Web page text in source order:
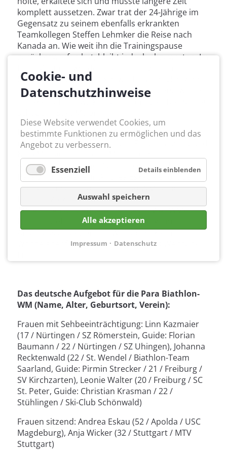
komplett aussetzen. Zwar trat der 24-Jährige im
Gegensatz zu seinem ebenfalls erkrankten
Teamkollegen Steffen Lehmker die Reise nach
Kanada an. Wie weit ihn die Trainingspause
zurückgeworfen hat, bleibt jedoch abzuwarten. Im
Mitfavoriten zählen. Doch wie fit ist er? „Ich kann
es nicht richtig einschätzen. Ich muss erst wieder
Die weiteren deutschen Medaillenhoffnungen
ruhen auf Anja Wicker bei den Frauen sitzend und
Sehbeeinträchtigung. Auch die mehrfache
Paralympics-Siegerin Andrea Eskau gehört dem
deutschen Aufgebot an, ebenso WM-Debütant
Lennart Volkert. Fest steht: Die Vorfreude bei allen
Athletinnen und Athleten ist riesig. Vier WM-
Rennen stehen bis Sonntag an. Direkt im
Anschluss absolviert die Weltspitze kommende
Woche ebenfalls in Prince George das Weltcup-
Das deutsche Aufgebot für die Para Biathlon-
WM (Name, Alter, Geburtsort, Verein):
Frauen mit Sehbeeinträchtigung: Linn Kazmaier
(17 / Nürtingen / SZ Römerstein, Guide: Florian
Baumann / 22 / Nürtingen / SZ Uhingen), Johanna
Recktenwald (22 / St. Wendel / Biathlon-Team
Saarland, Guide: Pirmin Strecker / 21 / Freiburg /
SV Kirchzarten), Leonie Walter (20 / Freiburg / SC
St. Peter, Guide: Christian Krasman / 22 /
Stühlingen / Ski-Club Schönwald)
Frauen sitzend: Andrea Eskau (52 / Apolda / USC
Magdeburg), Anja Wicker (32 / Stuttgart / MTV
Stuttgart)
Cookie- und
Datenschutzhinweise
Diese Website verwendet Cookies, um
bestimmte Funktionen zu ermöglichen und das
Angebot zu verbessern.
Essenziell Details einblenden
Auswahl speichern
Alle akzeptieren
Impressum Datenschutz